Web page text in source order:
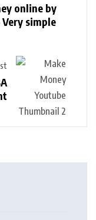
online by
simple